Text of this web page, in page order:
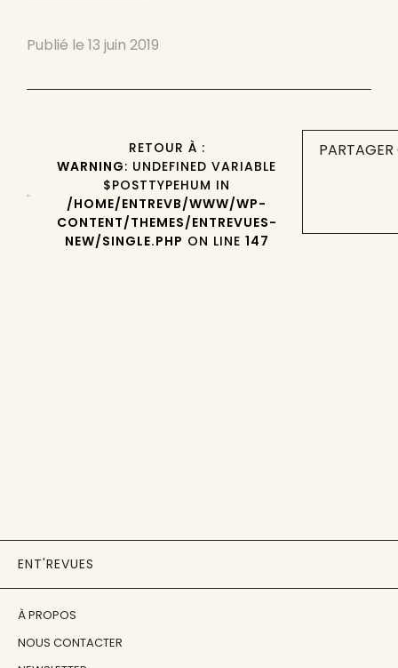
Publié le 13 juin 2019
RETOUR À :
WARNING: UNDEFINED VARIABLE
$POSTTYPEHUM IN
/HOME/ENTREVB/WWW/WP-
CONTENT/THEMES/ENTREVUES-
NEW/SINGLE.PHP ON LINE 147
ENT'REVUES
À PROPOS
NOUS CONTACTER